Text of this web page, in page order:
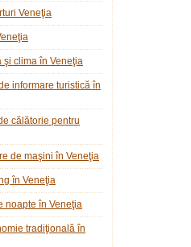
Veneţia
şi clima în Veneţia
informare turistică în
călătorie pentru
de maşini în Veneţia
în Veneţia
noapte în Veneţia
tradiţională în